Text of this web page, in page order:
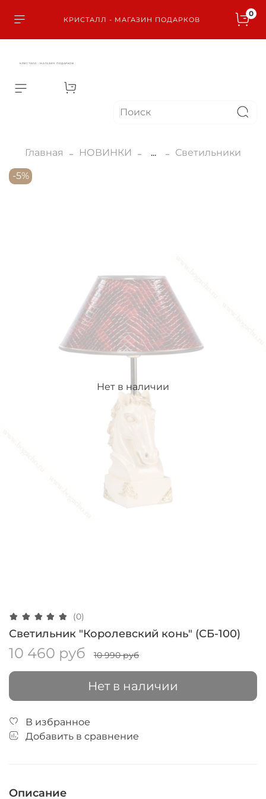
КРИСТАЛЛ - МАГАЗИН ПОДАРКОВ
0
КРИСТАЛЛ - МАГАЗИН ПОДАРКОВ
Главная НОВИНКИ ... Светильники
Нет в наличии
-5%
(0)
Светильник "Королевский конь" (СБ-100)
10 460 руб 10 990 руб
Нет в наличии
В избранное
Добавить в сравнение
Описание